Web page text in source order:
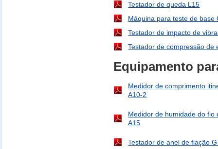
Testador de queda L15
Máquina para teste de base
Testador de impacto de
Testador de compressão de
Equipamento
Medidor de comprimento
A10-2
Medidor de humidade do fio
A15
Testador de anel de fiação